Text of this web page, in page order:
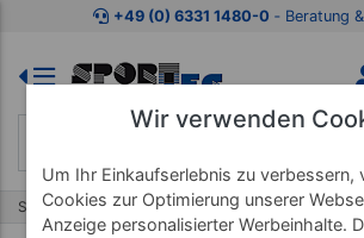
Zum Kaufbereich springen Zur
+49 (0) 6331 1480-0 ‐ Beratung
Start Bälle Spiel- Therapiebälle
Wir verwenden
Um Ihr Einkaufserlebnis zu verbessern,
Cookies zur Optimierung unserer
Anzeige personalisierter Werbeinhalte.